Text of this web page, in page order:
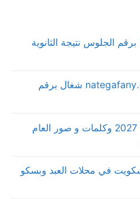
معرفة نتيجة الصف الثالث الثانوي 2026 برقم الجلوس نتيجة الثانوية
رابط نتيجة الدبلومات الفنية 2026 nategafany.emis شغال برقم
رسائل تهنئة رأس السنة الهجرية 1448- 2027 وكلمات و صور العام
2026 وعلب البسكويت في محلات العبد وبسكو